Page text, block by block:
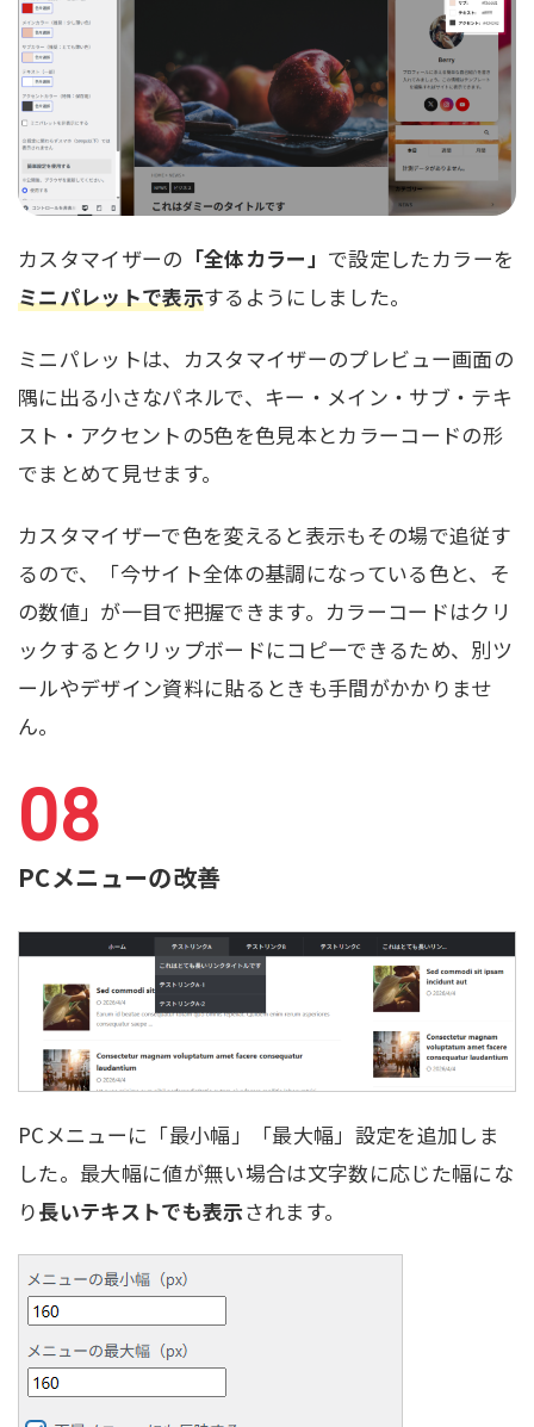
カスタマイザーの 「全体カラー」 で設定したカラーを
ミニパレットで表示するようにしました。
ミニパレットは、カスタマイザーのプレビュー画面の
隅に出る小さなパネルで、キー・メイン・サブ・テキ
スト・アクセントの5色を色見本とカラーコードの形
でまとめて見せます。
カスタマイザーで色を変えると表示もその場で追従す
るので、「今サイト全体の基調になっている色と、そ
の数値」が一目で把握できます。カラーコードはクリ
ックするとクリップボードにコピーできるため、別ツ
ールやデザイン資料に貼るときも手間がかかりませ
ん。
PCメニューの改善
PCメニューに「最小幅」「最大幅」設定を追加しま
した。最大幅に値が無い場合は文字数に応じた幅にな
り長いテキストでも表示されます。